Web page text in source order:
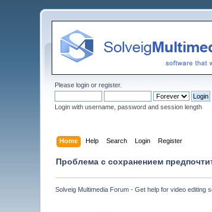
Pleaselogin orregister.
Login with username, password and session length
Home Help Search Login Register
Проблема с сохранением
Solveig Multimedia Forum - Get help for video editing